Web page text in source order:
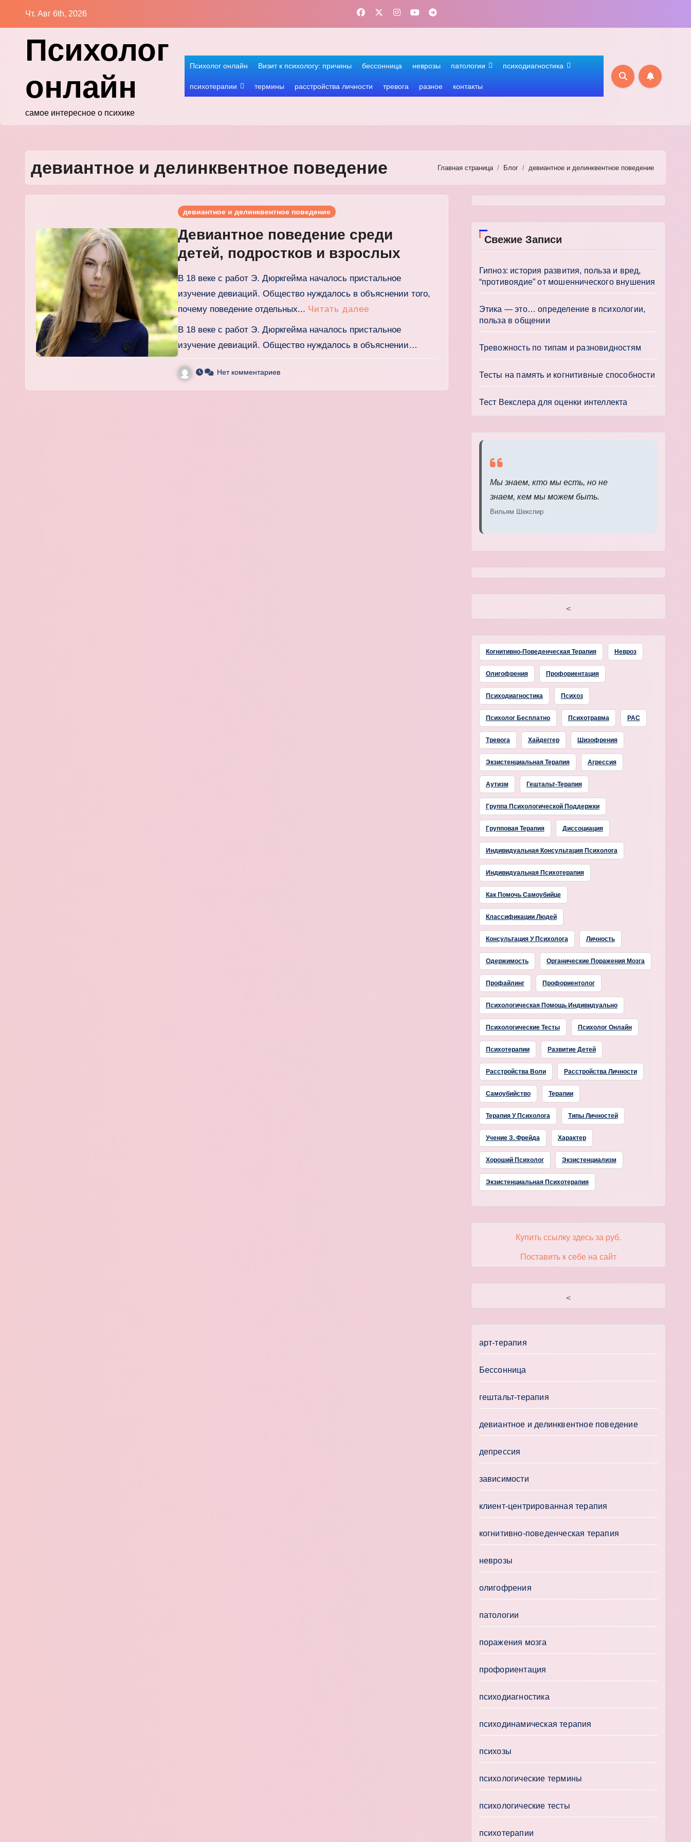
Чт. Авг 6th, 2026
Психолог
онлайн
самое интересное о психике
Психолог онлайн Визит к психологу: причины бессонница неврозы патологии психодиагностика
психотерапии термины расстройства личности тревога разное контакты
девиантное и делинквентное поведение Главная страница Блог девиантное и делинквентное поведение
девиантное и делинквентное поведение
Девиантное поведение среди
детей, подростков и взрослых
В 18 веке с работ Э. Дюркгейма началось пристальное
изучение девиаций. Общество нуждалось в объяснении того,
почему поведение отдельных... Читать далее
В 18 веке с работ Э. Дюркгейма началось пристальное
изучение девиаций. Общество нуждалось в объяснении…
Нет комментариев
Свежие Записи
Гипноз: история развития, польза и вред,
“противоядие” от мошеннического внушения
Этика — это… определение в психологии,
польза в общении
Тревожность по типам и разновидностям
Тесты на память и когнитивные способности
Тест Векслера для оценки интеллекта
Мы знаем, кто мы есть, но не
знаем, кем мы можем быть.
Вильям Шекспир
<
Когнитивно-Поведенческая Терапия Невроз
Олигофрения Профориентация
Психодиагностика Психоз
Психолог Бесплатно Психотравма РАС
Тревога Хайдеггер Шизофрения
Экзистенциальная Терапия Агрессия
Аутизм Гештальт-Терапия
Группа Психологической Поддержки
Групповая Терапия Диссоциация
Индивидуальная Консультация Психолога
Индивидуальная Психотерапия
Как Помочь Самоубийце
Классификации Людей
Консультация У Психолога Личность
Одержимость Органические Поражения Мозга
Профайлинг Профориентолог
Психологическая Помощь Индивидуально
Психологические Тесты Психолог Онлайн
Психотерапии Развитие Детей
Расстройства Воли Расстройства Личности
Самоубийство Терапии
Терапия У Психолога Типы Личностей
Учение З. Фрейда Характер
Хороший Психолог Экзистенциализм
Экзистенциальная Психотерапия
Купить ссылку здесь за руб.
Поставить к себе на сайт
<
арт-терапия
Бессонница
гештальт-терапия
девиантное и делинквентное поведение
депрессия
зависимости
клиент-центрированная терапия
когнитивно-поведенческая терапия
неврозы
олигофрения
патологии
поражения мозга
профориентация
психодиагностика
психодинамическая терапия
психозы
психологические термины
психологические тесты
психотерапии